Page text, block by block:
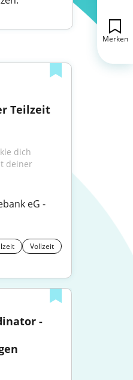
Teilzeit
dich
deiner
eG -
Vollzeit
-
Merken